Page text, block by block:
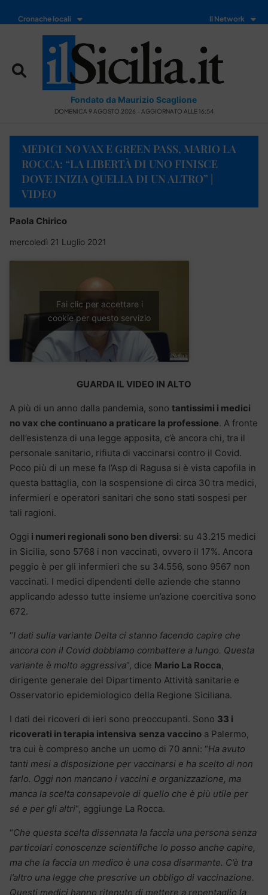
Cronache locali Il Network
Fondato da Maurizio Scaglione
DOMENICA 9 AGOSTO 2026 - AGGIORNATO ALLE 16:54
MEDICI NO VAX E GREEN PASS, MARIO LA
ROCCA: “LA LIBERTÀ DI UNO FINISCE
DOVE INIZIA QUELLA DI UN ALTRO” |
VIDEO
Paola Chirico
mercoledì 21 Luglio 2021
Fai clic per accettare i
cookie per questo servizio
GUARDA IL VIDEO IN ALTO
A più di un anno dalla pandemia, sono tantissimi i medici
no vax che continuano a praticare la professione. A fronte
dell’esistenza di una legge apposita, c’è ancora chi, tra il
personale sanitario, rifiuta di vaccinarsi contro il Covid.
Poco più di un mese fa l’Asp di Ragusa si è vista capofila in
questa battaglia, con la sospensione di circa 30 tra medici,
infermieri e operatori sanitari che sono stati sospesi per
tali ragioni.
Oggi i numeri regionali sono ben diversi: su 43.215 medici
in Sicilia, sono 5768 i non vaccinati, ovvero il 17%. Ancora
peggio è per gli infermieri che su 34.556, sono 9567 non
vaccinati. I medici dipendenti delle aziende che stanno
applicando adesso tutte insieme un’azione coercitiva sono
672.
“I dati sulla variante Delta ci stanno facendo capire che
ancora con il Covid dobbiamo combattere a lungo. Questa
variante è molto aggressiva“, dice Mario La Rocca,
dirigente generale del Dipartimento Attività sanitarie e
Osservatorio epidemiologico della Regione Siciliana.
I dati dei ricoveri di ieri sono preoccupanti. Sono 33 i
ricoverati in terapia intensiva senza vaccino a Palermo,
tra cui è compreso anche un uomo di 70 anni: “Ha avuto
tanti mesi a disposizione per vaccinarsi e ha scelto di non
farlo. Oggi non mancano i vaccini e organizzazione, ma
manca la scelta consapevole di quello che è più utile per
sé e per gli altri“, aggiunge La Rocca.
“Che questa scelta dissennata la faccia una persona senza
particolari conoscenze scientifiche lo posso anche capire,
ma che la faccia un medico è una cosa disarmante. C’è tra
l’altro una legge che prescrive un obbligo di vaccinazione.
Questi medici hanno ritenuto di mettere a repentaglio la